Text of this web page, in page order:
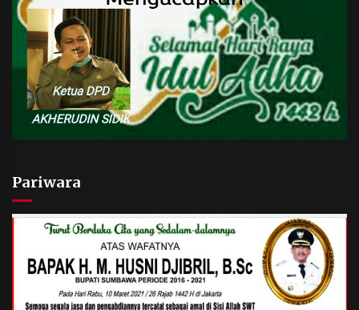
Pariwara